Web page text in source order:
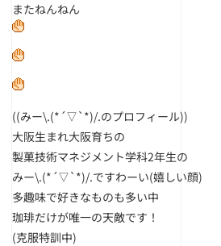
またねんねん
((みー\.(*´▽`*)/.のプロフィール))
大阪生まれ大阪育ちの
製菓技術マネジメント学科2年生の
みー\.(*´▽`*)/.ですわーい(嬉しい顔)
多趣味で好きなものも多い中
珈琲だけが唯一の天敵です！
(克服特訓中)